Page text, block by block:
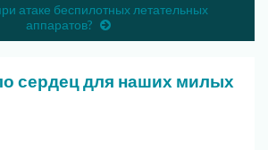
атаке беспилотных летательных
аппаратов?
сердец для наших милых